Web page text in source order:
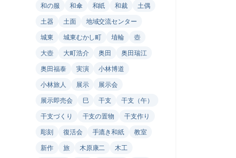
和の服
和傘 和紙 和裁
土偶
土器
土面
地域交流センター
城東
城東むかし町 埴輪
壺
大壺
大町浩介 奥田
奥田瑞江
奥田福泰
実演
小林博道
小林旅人
展示
展示会
展示即売会
巳 干支
干支（午）
干支づくり
干支の置物
干支作り
彫刻
復活会 手漉き和紙
教室
新作
旅 木原康二
木工